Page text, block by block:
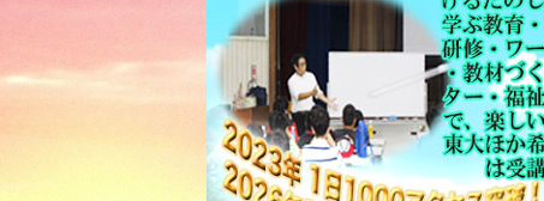
由研究.しまくとぅば,島言葉,